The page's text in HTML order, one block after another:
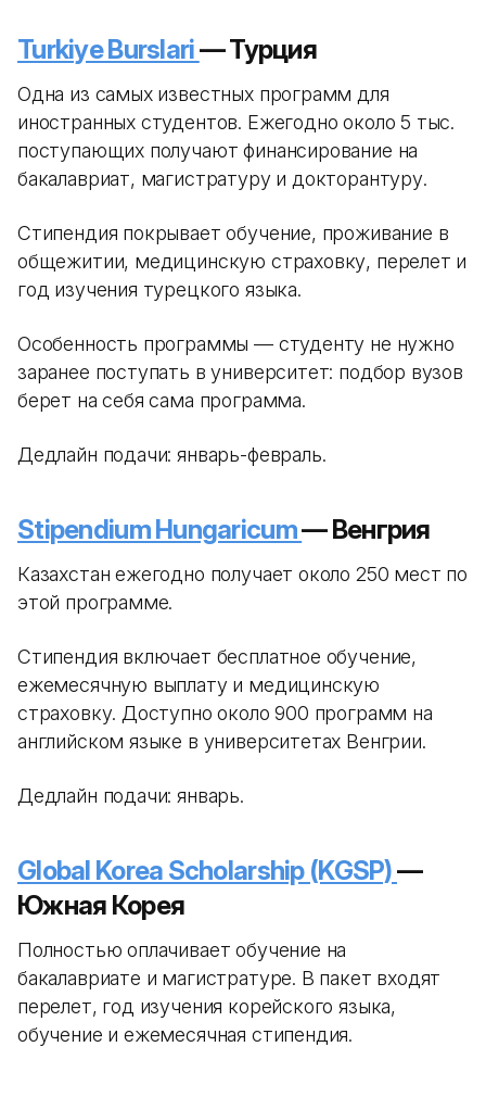
Turkiye Burslari— Турция
Одна из самых известных программ для
иностранных студентов. Ежегодно около 5 тыс.
поступающих получают финансирование на
бакалавриат, магистратуру и докторантуру.
Стипендия покрывает обучение, проживание в
общежитии, медицинскую страховку, перелет и
год изучения турецкого языка.
Особенность программы — студенту не нужно
заранее поступать в университет: подбор вузов
берет на себя сама программа.
Дедлайн подачи: январь-февраль.
Stipendium Hungaricum— Венгрия
Казахстан ежегодно получает около 250 мест по
этой программе.
Стипендия включает бесплатное обучение,
ежемесячную выплату и медицинскую
страховку. Доступно около 900 программ на
английском языке в университетах Венгрии.
Дедлайн подачи: январь.
Global Korea Scholarship (KGSP)—
Южная Корея
Полностью оплачивает обучение на
бакалавриате и магистратуре. В пакет входят
перелет, год изучения корейского языка,
обучение и ежемесячная стипендия.